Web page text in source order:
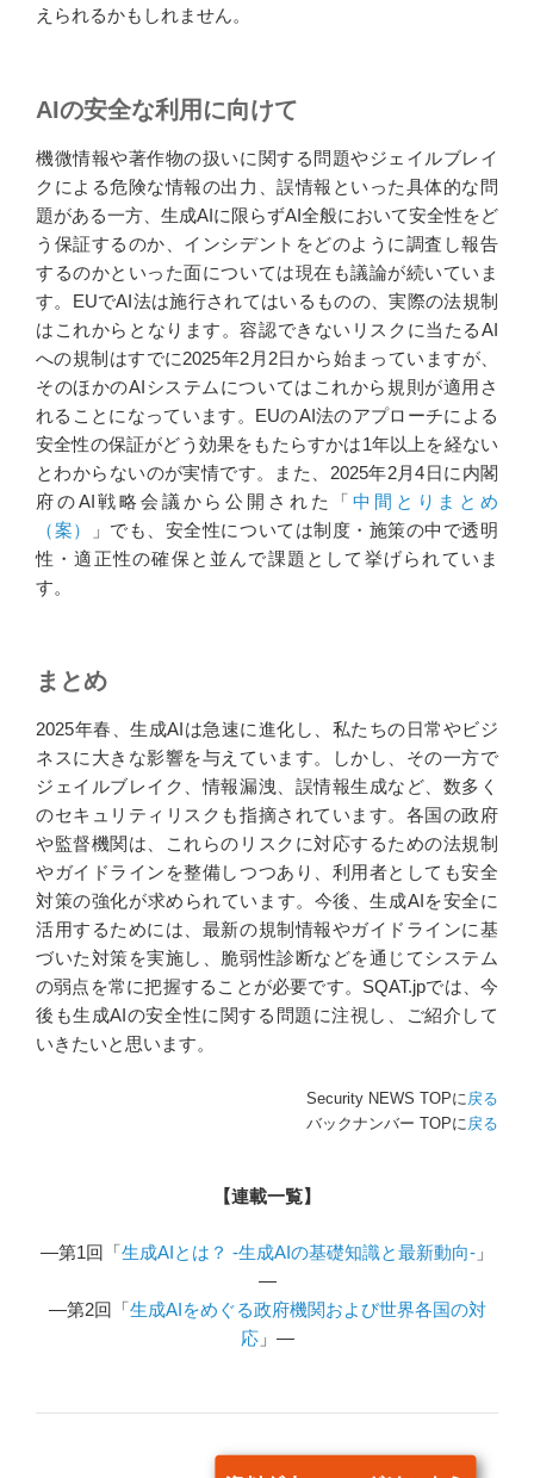
えられるかもしれません。
AIの安全な利用に向けて
機微情報や著作物の扱いに関する問題やジェイルブレイ
クによる危険な情報の出力、誤情報といった具体的な問
題がある一方、生成AIに限らずAI全般において安全性をど
う保証するのか、インシデントをどのように調査し報告
するのかといった面については現在も議論が続いていま
す。EUでAI法は施行されてはいるものの、実際の法規制
はこれからとなります。容認できないリスクに当たるAI
への規制はすでに2025年2月2日から始まっていますが、
そのほかのAIシステムについてはこれから規則が適用さ
れることになっています。EUのAI法のアプローチによる
安全性の保証がどう効果をもたらすかは1年以上を経ない
とわからないのが実情です。また、2025年2月4日に内閣
府のAI戦略会議から公開された「中間とりまとめ
（案）
」でも、安全性については制度・施策の中で透明
性・適正性の確保と並んで課題として挙げられていま
す。
まとめ
2025年春、生成AIは急速に進化し、私たちの日常やビジ
ネスに大きな影響を与えています。しかし、その一方で
ジェイルブレイク、情報漏洩、誤情報生成など、数多く
のセキュリティリスクも指摘されています。各国の政府
や監督機関は、これらのリスクに対応するための法規制
やガイドラインを整備しつつあり、利用者としても安全
対策の強化が求められています。今後、生成AIを安全に
活用するためには、最新の規制情報やガイドラインに基
づいた対策を実施し、脆弱性診断などを通じてシステム
の弱点を常に把握することが必要です。SQAT.jpでは、今
後も生成AIの安全性に関する問題に注視し、ご紹介して
いきたいと思います。
Security NEWS TOPに 戻る
バックナンバー TOPに 戻る
【連載一覧】
―第1回「生成AIとは？ -生成AIの基礎知識と最新動向- 」
―
―第2回「生成AIをめぐる政府機関および世界各国の対
応」―